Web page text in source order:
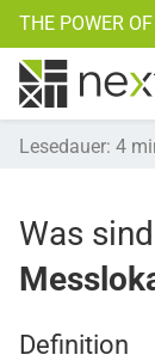
THE POWER
Lesedauer: 4
Was sind
Definition